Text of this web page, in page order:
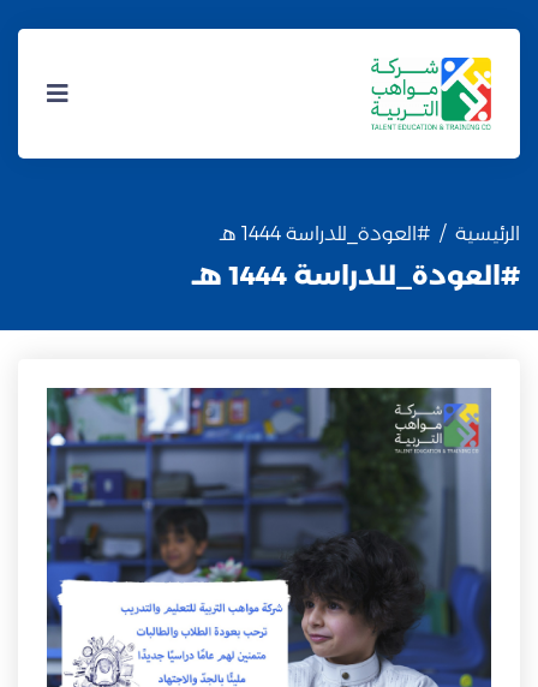
الرئيسية #العودة_للدراسة 1444 هـ
#العودة_للدراسة 1444 هـ